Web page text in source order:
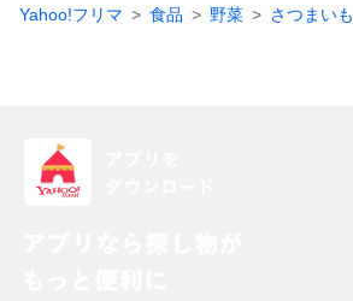
Yahoo!フリマ 食品 野菜 さつまいも